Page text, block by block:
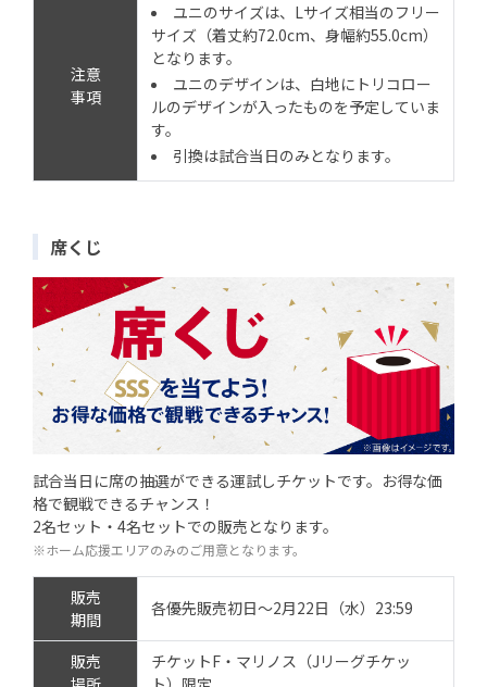
注意
事項
ユニのサイズは、Lサイズ相当のフリー
サイズ（着丈約72.0cm、身幅約55.0cm）
となります。
ユニのデザインは、白地にトリコロー
ルのデザインが入ったものを予定していま
す。
引換は試合当日のみとなります。
席くじ
試合当日に席の抽選ができる運試しチケットです。お得な価
格で観戦できるチャンス！
2名セット・4名セットでの販売となります。
※ホーム応援エリアのみのご用意となります。
販売
期間
各優先販売初日～2月22日（水）23:59
販売
チケットF・マリノス（Jリーグチケッ